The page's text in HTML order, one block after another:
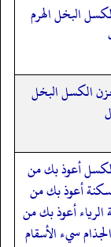
البخل الهرم
الكسل البخل
أعوذ بك من
أعوذ بك من
الرياء أعوذ بك من
سيء الأسقام